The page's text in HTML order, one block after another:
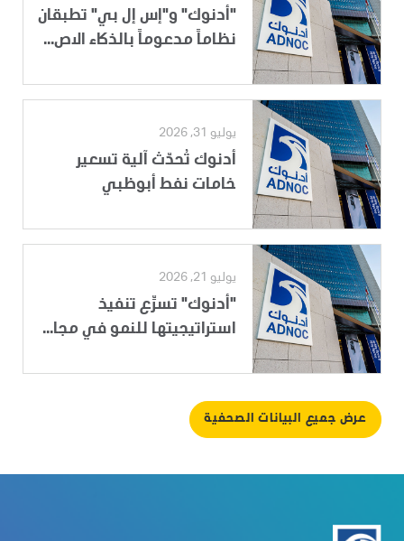
"أدنوك" و"إس إل بي" تطبقان
نظاماً مدعوماً بالذكاء الاص...
يوليو 31, 2026
أدنوك تُحدّث آلية تسعير
خامات نفط أبوظبي
يوليو 21, 2026
"أدنوك" تسرِّع تنفيذ
استراتيجيتها للنمو في مجا...
عرض جميع البيانات الصحفية